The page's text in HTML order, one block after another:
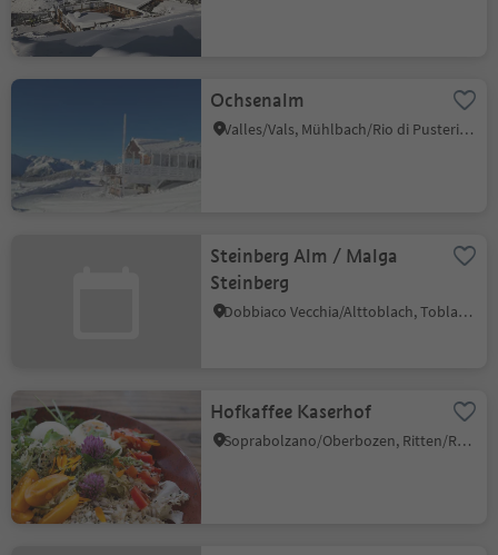
Ochsenalm
Valles/Vals, Mühlbach/Rio di Pusteria, Brixen/Bressanone and environs
Steinberg Alm / Malga
Steinberg
Dobbiaco Vecchia/Alttoblach, Toblach/Dobbiaco, Dolomites Region 3 Zinnen
Hofkaffee Kaserhof
Soprabolzano/Oberbozen, Ritten/Renon, Bolzano/Bozen and environs